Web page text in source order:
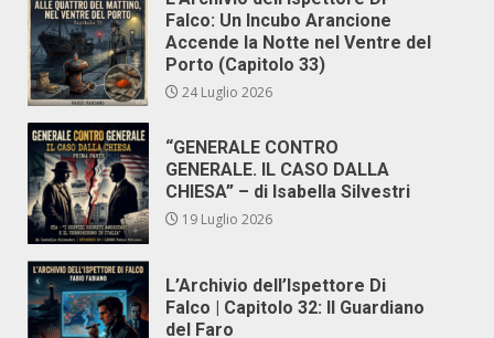
Falco: Un Incubo Arancione
Accende la Notte nel Ventre del
Porto (Capitolo 33)
24 Luglio 2026
“GENERALE CONTRO
GENERALE. IL CASO DALLA
CHIESA” – di Isabella Silvestri
19 Luglio 2026
L’Archivio dell’Ispettore Di
Falco | Capitolo 32: Il Guardiano
del Faro